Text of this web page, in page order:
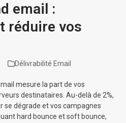
email :
réduire vos
Délivrabilité Email
mesure la part de vos
destinataires. Au-delà de 2%,
dégrade et vos campagnes
hard bounce et soft bounce,